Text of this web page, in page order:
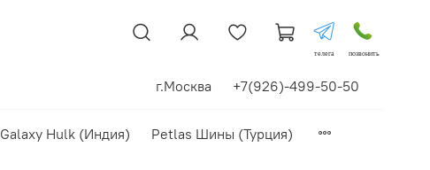
телега позвонить
г.Москва +7(926)-499-50-50
Galaxy Hulk (Индия) Petlas Шины (Турция)